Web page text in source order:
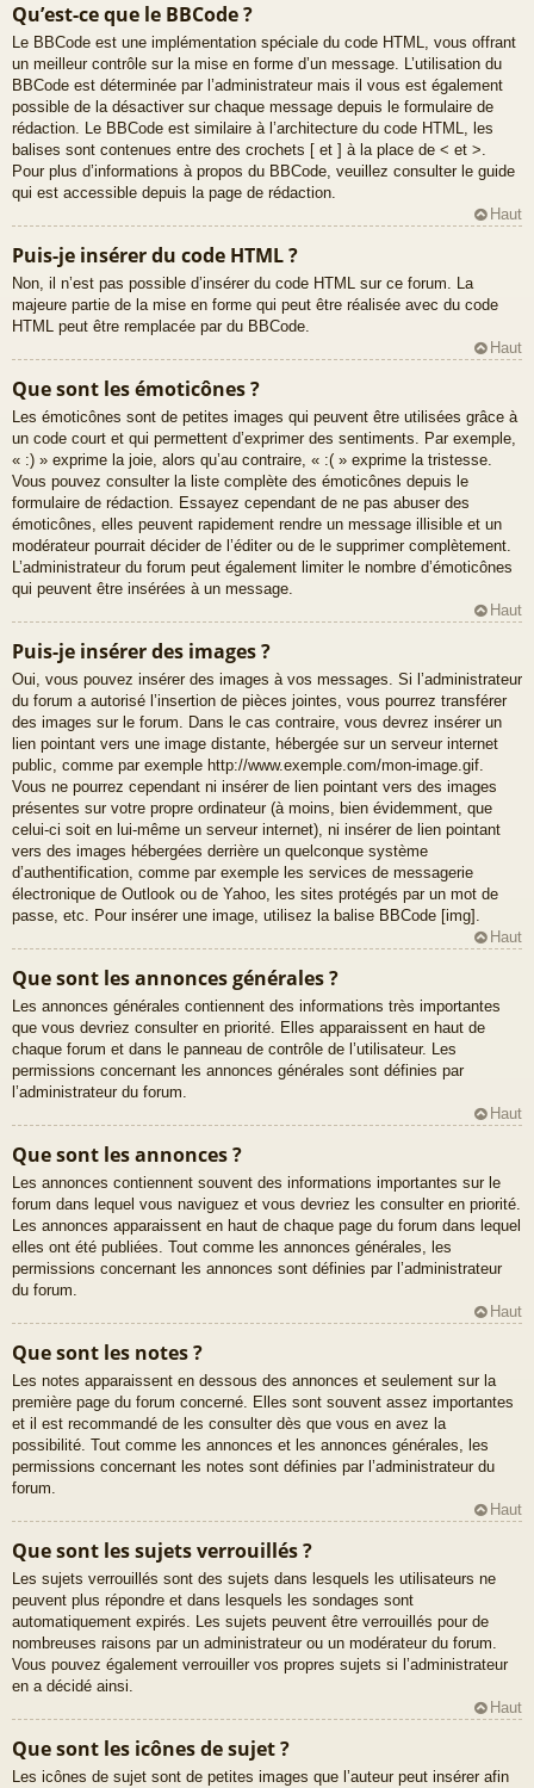
Qu’est-ce que le BBCode ?
Le BBCode est une implémentation spéciale du code HTML, vous offrant
un meilleur contrôle sur la mise en forme d’un message. L’utilisation du
BBCode est déterminée par l’administrateur mais il vous est également
possible de la désactiver sur chaque message depuis le formulaire de
rédaction. Le BBCode est similaire à l’architecture du code HTML, les
balises sont contenues entre des crochets [ et ] à la place de < et >.
Pour plus d’informations à propos du BBCode, veuillez consulter le guide
qui est accessible depuis la page de rédaction.
Haut
Puis-je insérer du code HTML ?
Non, il n’est pas possible d’insérer du code HTML sur ce forum. La
majeure partie de la mise en forme qui peut être réalisée avec du code
HTML peut être remplacée par du BBCode.
Haut
Que sont les émoticônes ?
Les émoticônes sont de petites images qui peuvent être utilisées grâce à
un code court et qui permettent d’exprimer des sentiments. Par exemple,
« :) » exprime la joie, alors qu’au contraire, « :( » exprime la tristesse.
Vous pouvez consulter la liste complète des émoticônes depuis le
formulaire de rédaction. Essayez cependant de ne pas abuser des
émoticônes, elles peuvent rapidement rendre un message illisible et un
modérateur pourrait décider de l’éditer ou de le supprimer complètement.
L’administrateur du forum peut également limiter le nombre d’émoticônes
qui peuvent être insérées à un message.
Haut
Puis-je insérer des images ?
Oui, vous pouvez insérer des images à vos messages. Si l’administrateur
du forum a autorisé l’insertion de pièces jointes, vous pourrez transférer
des images sur le forum. Dans le cas contraire, vous devrez insérer un
lien pointant vers une image distante, hébergée sur un serveur internet
public, comme par exemple http://www.exemple.com/mon-image.gif.
Vous ne pourrez cependant ni insérer de lien pointant vers des images
présentes sur votre propre ordinateur (à moins, bien évidemment, que
celui-ci soit en lui-même un serveur internet), ni insérer de lien pointant
vers des images hébergées derrière un quelconque système
d’authentification, comme par exemple les services de messagerie
électronique de Outlook ou de Yahoo, les sites protégés par un mot de
passe, etc. Pour insérer une image, utilisez la balise BBCode [img].
Haut
Que sont les annonces générales ?
Les annonces générales contiennent des informations très importantes
que vous devriez consulter en priorité. Elles apparaissent en haut de
chaque forum et dans le panneau de contrôle de l’utilisateur. Les
permissions concernant les annonces générales sont définies par
l’administrateur du forum.
Haut
Que sont les annonces ?
Les annonces contiennent souvent des informations importantes sur le
forum dans lequel vous naviguez et vous devriez les consulter en priorité.
Les annonces apparaissent en haut de chaque page du forum dans lequel
elles ont été publiées. Tout comme les annonces générales, les
permissions concernant les annonces sont définies par l’administrateur
du forum.
Haut
Que sont les notes ?
Les notes apparaissent en dessous des annonces et seulement sur la
première page du forum concerné. Elles sont souvent assez importantes
et il est recommandé de les consulter dès que vous en avez la
possibilité. Tout comme les annonces et les annonces générales, les
permissions concernant les notes sont définies par l’administrateur du
forum.
Haut
Que sont les sujets verrouillés ?
Les sujets verrouillés sont des sujets dans lesquels les utilisateurs ne
peuvent plus répondre et dans lesquels les sondages sont
automatiquement expirés. Les sujets peuvent être verrouillés pour de
nombreuses raisons par un administrateur ou un modérateur du forum.
Vous pouvez également verrouiller vos propres sujets si l’administrateur
en a décidé ainsi.
Haut
Que sont les icônes de sujet ?
Les icônes de sujet sont de petites images que l’auteur peut insérer afin